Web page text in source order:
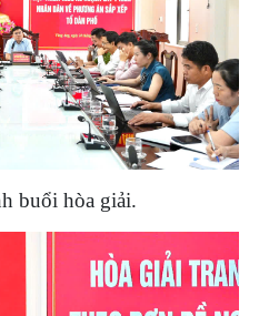
buổi hòa giải.